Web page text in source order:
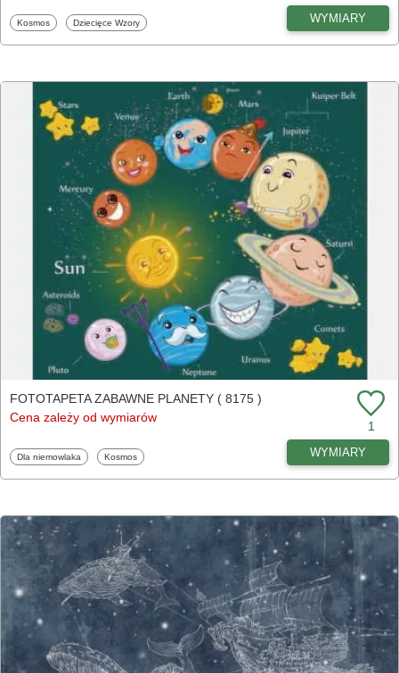
Fototapety
Kosmos Fototapety
Dziecięce Wzory WYMIARY
FOTOTAPETA ZABAWNE PLANETY ( 8175 )
Cena zależy od wymiarów
1
Fototapety
Dla niemowlaka Fototapety
Kosmos WYMIARY